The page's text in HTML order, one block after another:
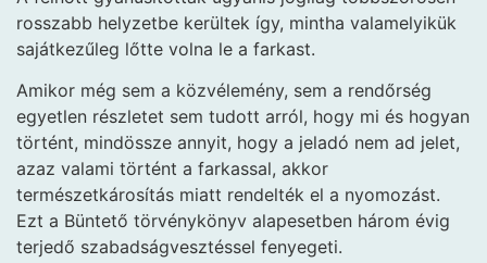
rosszabb helyzetbe kerültek így, mintha valamelyikük
sajátkezűleg lőtte volna le a farkast.
Amikor még sem a közvélemény, sem a rendőrség
egyetlen részletet sem tudott arról, hogy mi és hogyan
történt, mindössze annyit, hogy a jeladó nem ad jelet,
azaz valami történt a farkassal, akkor
természetkárosítás miatt rendelték el a nyomozást.
Ezt a Büntető törvénykönyv alapesetben három évig
terjedő szabadságvesztéssel fenyegeti.